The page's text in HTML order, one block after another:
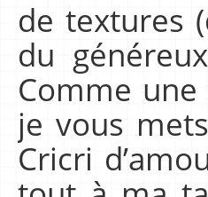
de textures
du
Comme
je vous
Cricri